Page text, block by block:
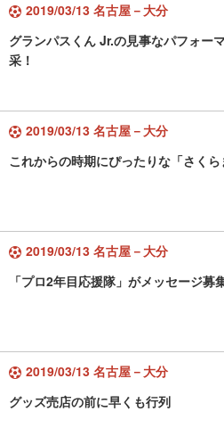
2019/03/13 名古屋－大分
グランパスくん Jr.の見事なパフォー
采！
2019/03/13 名古屋－大分
これからの時期にぴったりな「さくら
2019/03/13 名古屋－大分
「プロ2年目応援隊」がメッセージ募
2019/03/13 名古屋－大分
グッズ売店の前に早くも行列